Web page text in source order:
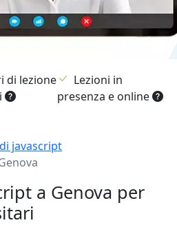
di lezione
Lezioni in
presenza e online
javascript
a Genova per